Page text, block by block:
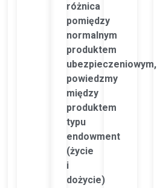
różnica
pomiędzy
normalnym
produktem
ubezpieczeniowym,
powiedzmy
między
produktem
typu
endowment
(życie
i
dożycie)